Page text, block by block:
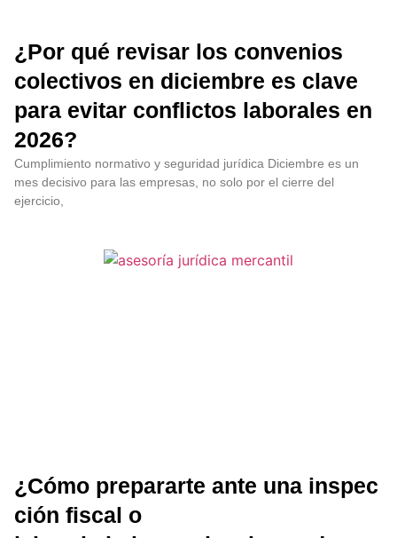
¿Por qué revisar los convenios
colectivos en diciembre es clave
para evitar conflictos laborales en
2026?
Cumplimiento normativo y seguridad jurídica Diciembre es un
mes decisivo para las empresas, no solo por el cierre del
ejercicio,
¿Cómo prepararte ante una inspec
ción fiscal o